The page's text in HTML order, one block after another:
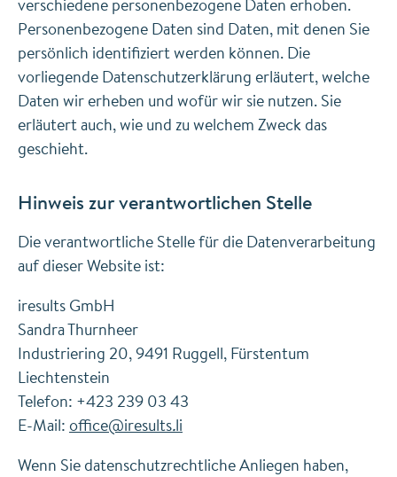
verschiedene personenbezogene Daten erhoben.
Personenbezogene Daten sind Daten, mit denen Sie
persönlich identifiziert werden können. Die
vorliegende Datenschutzerklärung erläutert, welche
Daten wir erheben und wofür wir sie nutzen. Sie
erläutert auch, wie und zu welchem Zweck das
geschieht.
Hinweis zur verantwortlichen Stelle
Die verantwortliche Stelle für die Datenverarbeitung
auf dieser Website ist:
iresults GmbH
Sandra Thurnheer
Industriering 20, 9491 Ruggell, Fürstentum
Liechtenstein
Telefon: +423 239 03 43
E-Mail: office@iresults.li
Wenn Sie datenschutzrechtliche Anliegen haben,